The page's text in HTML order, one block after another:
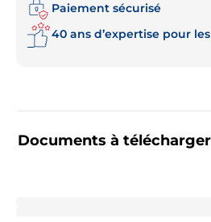
Documents à télécharger
Paiement sécurisé
40 ans d’expertise pour